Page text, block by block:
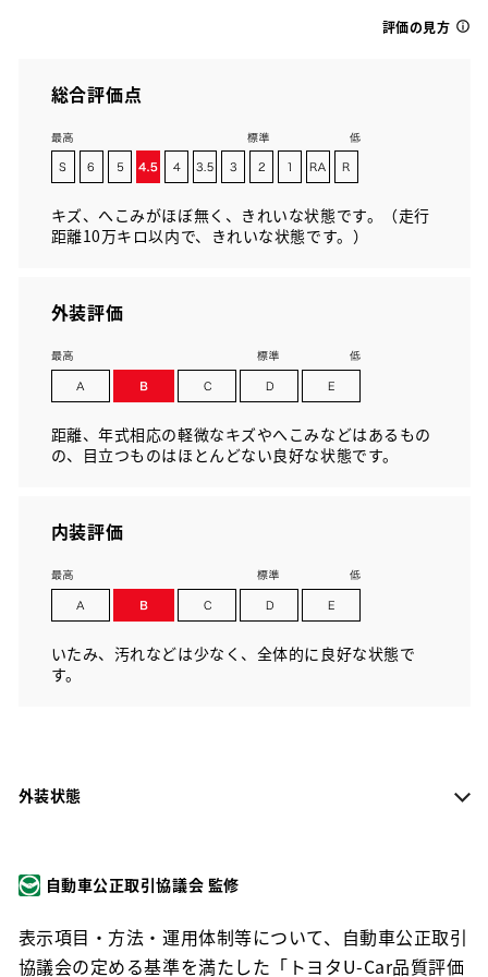
評価の見方
総合評価点
キズ、へこみがほぼ無く、きれいな状態です。（走行
距離10万キロ以内で、きれいな状態です。）
外装評価
距離、年式相応の軽微なキズやへこみなどはあるもの
の、目立つものはほとんどない良好な状態です。
内装評価
いたみ、汚れなどは少なく、全体的に良好な状態で
す。
外装状態
自動車公正取引協議会 監修
表示項目・方法・運用体制等について、自動車公正取引
協議会の定める基準を満たした「トヨタU-Car品質評価